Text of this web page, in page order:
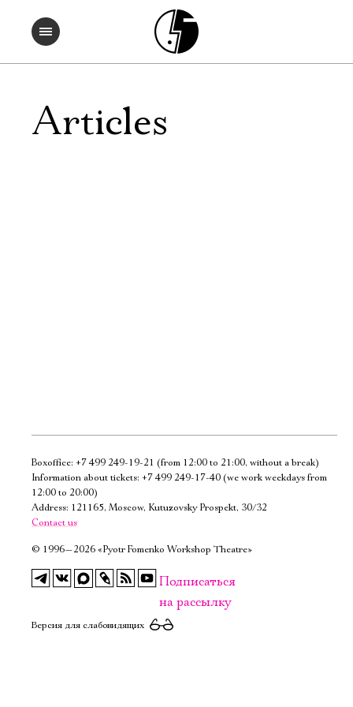
Articles
Boxoffice: +7 499 249-19-21 (from 12:00 to 21:00, without a break)
Information about tickets: +7 499 249-17-40 (we work weekdays from
12:00 to 20:00)
Address: 121165, Moscow, Kutuzovsky Prospekt, 30/32
Contact us
© 1996—2026 «Pyotr Fomenko Workshop Theatre»
Подписаться
на рассылку
Версия для слабовидящих
Электропочта
Ознакомиться